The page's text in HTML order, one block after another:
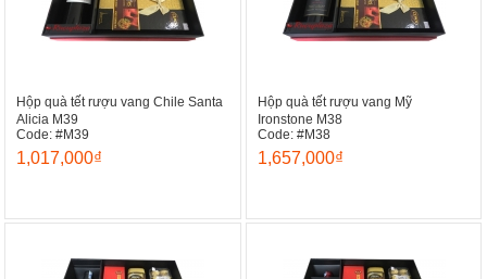
Hộp quà tết rượu vang Chile Santa
Alicia M39
Code: #M39
1,017,000₫
Hộp quà tết rượu vang Mỹ
Ironstone M38
Code: #M38
1,657,000₫